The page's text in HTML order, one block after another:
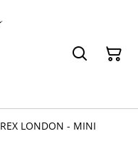
REX LONDON - MINI